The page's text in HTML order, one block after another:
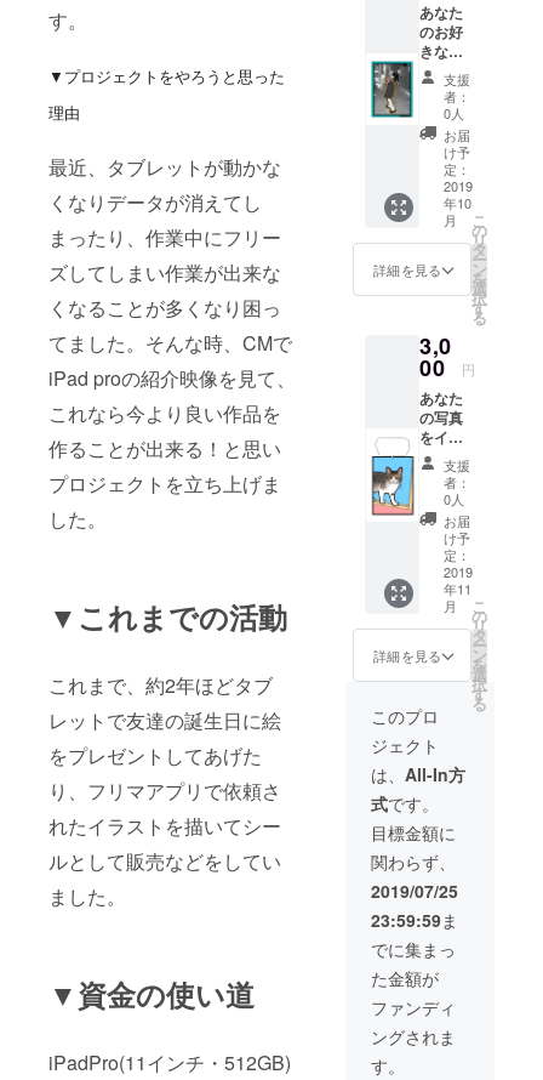
す。
▼プロジェクトをやろうと思った
理由
最近、タブレットが動かな
くなりデータが消えてし
まったり、作業中にフリー
ズしてしまい作業が出来な
くなることが多くなり困っ
てました。そんな時、CMで
iPad proの紹介映像を見て、
これなら今より良い作品を
作ることが出来る！と思い
プロジェクトを立ち上げま
した。
▼これまでの活動
これまで、約2年ほどタブ
レットで友達の誕生日に絵
をプレゼントしてあげた
り、フリマアプリで依頼さ
れたイラストを描いてシー
ルとして販売などをしてい
ました。
▼資金の使い道
iPadPro(11インチ・512GB)
あなた
のお好
きなお
写真を
イラス
ト化し
世界に
一つだ
けのオ
リジナ
ルシー
ルやス
マホ用
壁紙や
アイコ
す。
¥1500
コース
では
オール
カラー
のシー
ルか壁
紙1種類
作成し
ます。
シール
の場合
は3枚を
お手紙
と共に
送らせ
壁紙・
ンなら
メール
でメッ
セージ
と共
に。
シール
の大き
にのる
くらい
の大き
さで
す。 あ
なたの
ペット
支援
者：
0人
お届
け予
定：
2019
年10
月
詳細を見る
こ
の
リ
タ
ー
ン
を
選
択
す
る
3,0
00 円
あなた
の写真
をイラ
スト化
し世界
に一つ
だけの
オリジ
ナル
シール
やスマ
ホ用壁
紙を作
りま
す。
のコー
スでは
オール
カラー
のシー
ルか壁
紙2種類
作成し
ます。2
種類
は、
シール
にする
か壁紙
にする
か選択
出来ま
す。 例
支援
者：
0人
お届
け予
定：
2019
年11
月
詳細を見る
こ
の
リ
タ
ー
ン
を
選
択
す
る
このプロ
ジェクト
は、 All-In方
式です。
目標金額に
関わらず、
2019/07/25
23:59:59ま
でに集まっ
た金額が
ファンディ
ングされま
す。